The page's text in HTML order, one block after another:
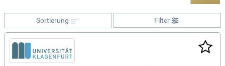
Filter
Sortierung